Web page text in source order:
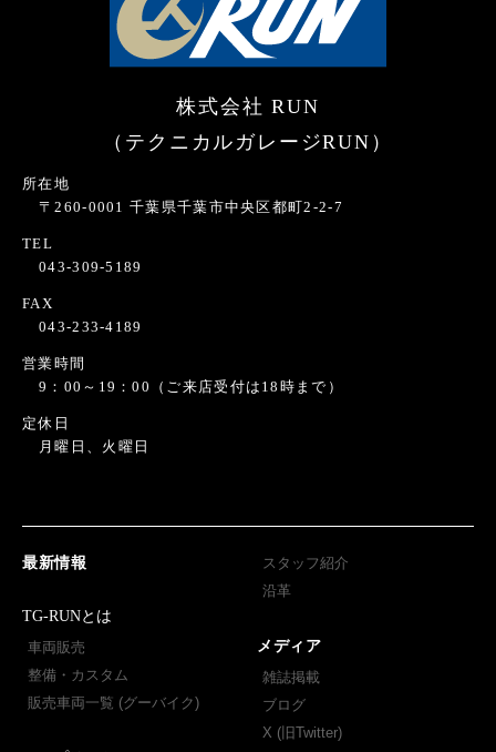
株式会社 RUN
（テクニカルガレージRUN）
所在地
〒260-0001 千葉県千葉市中央区都町2-2-7
TEL
043-309-5189
FAX
043-233-4189
営業時間
9：00～19：00（ご来店受付は18時まで）
定休日
月曜日、火曜日
最新情報
TG-RUNとは
車両販売
整備・カスタム
販売車両一覧 (グーバイク)
スタッフ紹介
沿革
メディア
雑誌掲載
ブログ
X (旧Twitter)